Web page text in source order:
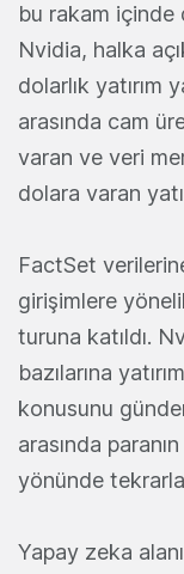
bu rakam içinde
Nvidia, halka
dolarlık yatırım
arasında cam
varan ve veri
dolara varan
FactSet
girişimlere
turuna katıldı.
bazılarına
konusunu
arasında
yönünde
Yapay zeka